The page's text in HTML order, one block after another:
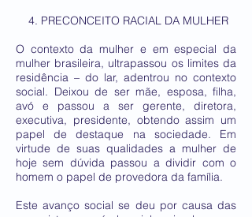
4. PRECONCEITO RACIAL DA MULHER
O contexto da mulher e em especial da
mulher brasileira, ultrapassou os limites da
residência – do lar, adentrou no contexto
social. Deixou de ser mãe, esposa, filha,
avó e passou a ser gerente, diretora,
executiva, presidente, obtendo assim um
papel de destaque na sociedade. Em
virtude de suas qualidades a mulher de
hoje sem dúvida passou a dividir com o
homem o papel de provedora da família.
Este avanço social se deu por causa das